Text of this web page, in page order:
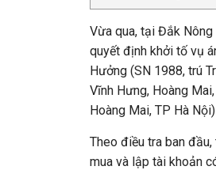
Vừa qua, tại Đắk Nông
quyết định khởi tố vụ
Hưởng (SN 1988, trú
Vĩnh Hưng, Hoàng
Hoàng Mai, TP Hà
Theo điều tra ban
mua và lập tài khoản